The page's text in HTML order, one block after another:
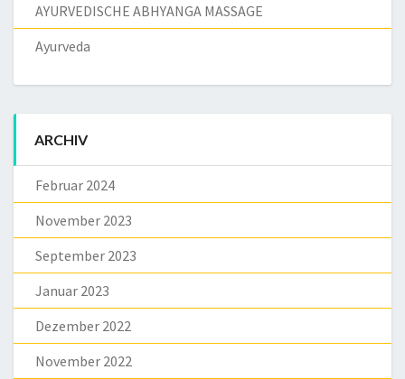
AYURVEDISCHE ABHYANGA MASSAGE
Ayurveda
ARCHIV
Februar 2024
November 2023
September 2023
Januar 2023
Dezember 2022
November 2022